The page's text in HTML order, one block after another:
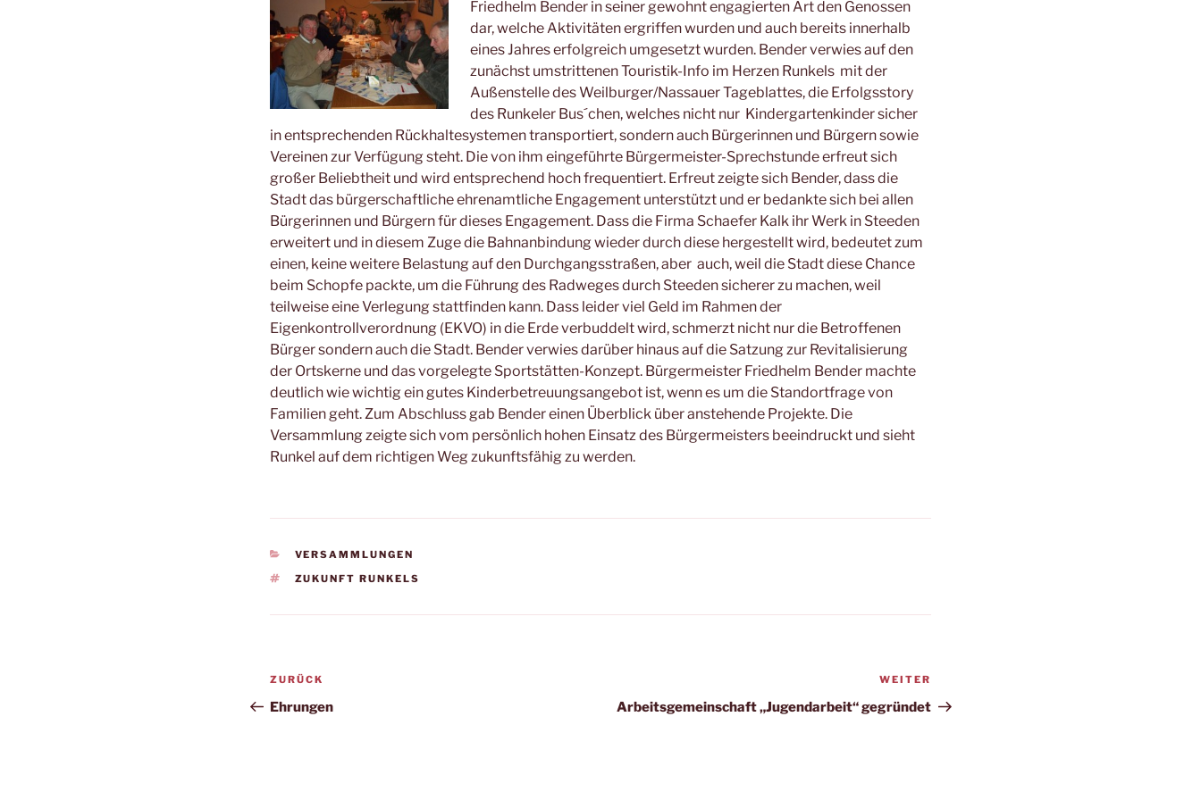
Friedhelm Bender in seiner gewohnt engagierten Art den Genossen
dar, welche Aktivitäten ergriffen wurden und auch bereits innerhalb
eines Jahres erfolgreich umgesetzt wurden. Bender verwies auf den
zunächst umstrittenen Touristik-Info im Herzen Runkels mit der
Außenstelle des Weilburger/Nassauer Tageblattes, die Erfolgsstory
des Runkeler Bus´chen, welches nicht nur Kindergartenkinder sicher
in entsprechenden Rückhaltesystemen transportiert, sondern auch Bürgerinnen und Bürgern sowie
Vereinen zur Verfügung steht. Die von ihm eingeführte Bürgermeister-Sprechstunde erfreut sich
großer Beliebtheit und wird entsprechend hoch frequentiert. Erfreut zeigte sich Bender, dass die
Stadt das bürgerschaftliche ehrenamtliche Engagement unterstützt und er bedankte sich bei allen
Bürgerinnen und Bürgern für dieses Engagement. Dass die Firma Schaefer Kalk ihr Werk in Steeden
erweitert und in diesem Zuge die Bahnanbindung wieder durch diese hergestellt wird, bedeutet zum
einen, keine weitere Belastung auf den Durchgangsstraßen, aber auch, weil die Stadt diese Chance
beim Schopfe packte, um die Führung des Radweges durch Steeden sicherer zu machen, weil
teilweise eine Verlegung stattfinden kann. Dass leider viel Geld im Rahmen der
Eigenkontrollverordnung (EKVO) in die Erde verbuddelt wird, schmerzt nicht nur die Betroffenen
Bürger sondern auch die Stadt. Bender verwies darüber hinaus auf die Satzung zur Revitalisierung
der Ortskerne und das vorgelegte Sportstätten-Konzept. Bürgermeister Friedhelm Bender machte
deutlich wie wichtig ein gutes Kinderbetreuungsangebot ist, wenn es um die Standortfrage von
Familien geht. Zum Abschluss gab Bender einen Überblick über anstehende Projekte. Die
Versammlung zeigte sich vom persönlich hohen Einsatz des Bürgermeisters beeindruckt und sieht
Runkel auf dem richtigen Weg zukunftsfähig zu werden.
KATEGORIEN
VERSAMMLUNGEN
SCHLAGWÖRTER
ZUKUNFT RUNKELS
Beitragsnavigation
Vorheriger
Beitrag
ZURÜCK
Ehrungen
Beitrag
WEITER
Arbeitsgemeinschaft „Jugendarbeit“ gegründet